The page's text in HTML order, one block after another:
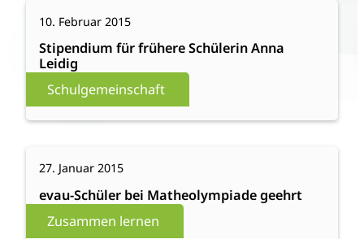
Schulgemeinschaft
10. Februar 2015
Stipendium für frühere Schülerin Anna
Leidig
Stipendium
für
Schülerin
Anna
Leidig
Zusammen lernen
27. Januar 2015
evau-Schüler bei Matheolympiade geehrt
evau-
Schüler